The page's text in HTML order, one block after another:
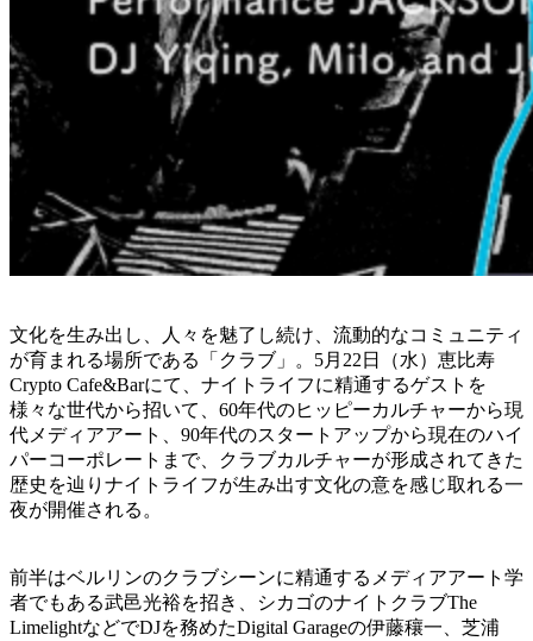
文化を生み出し、人々を魅了し続け、流動的なコミュニティ
が育まれる場所である「クラブ」。5月22日（水）恵比寿
Crypto Cafe&Barにて、ナイトライフに精通するゲストを
様々な世代から招いて、60年代のヒッピーカルチャーから現
代メディアアート、90年代のスタートアップから現在のハイ
パーコーポレートまで、クラブカルチャーが形成されてきた
歴史を辿りナイトライフが生み出す文化の意を感じ取れる一
夜が開催される。
前半はベルリンのクラブシーンに精通するメディアアート学
者でもある武邑光裕を招き、シカゴのナイトクラブThe
LimelightなどでDJを務めたDigital Garageの伊藤穰一、芝浦